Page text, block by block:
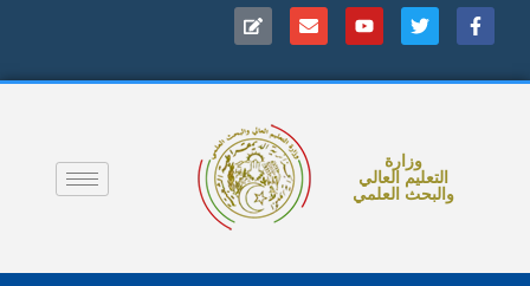
وزارة
التعليم العالي
والبحث العلمي